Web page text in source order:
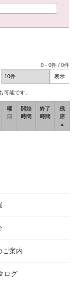
0 -0件 /0件
可能です。
曜
日
開始
時間
終了
時間
残
席
▲
ご案内
ログ